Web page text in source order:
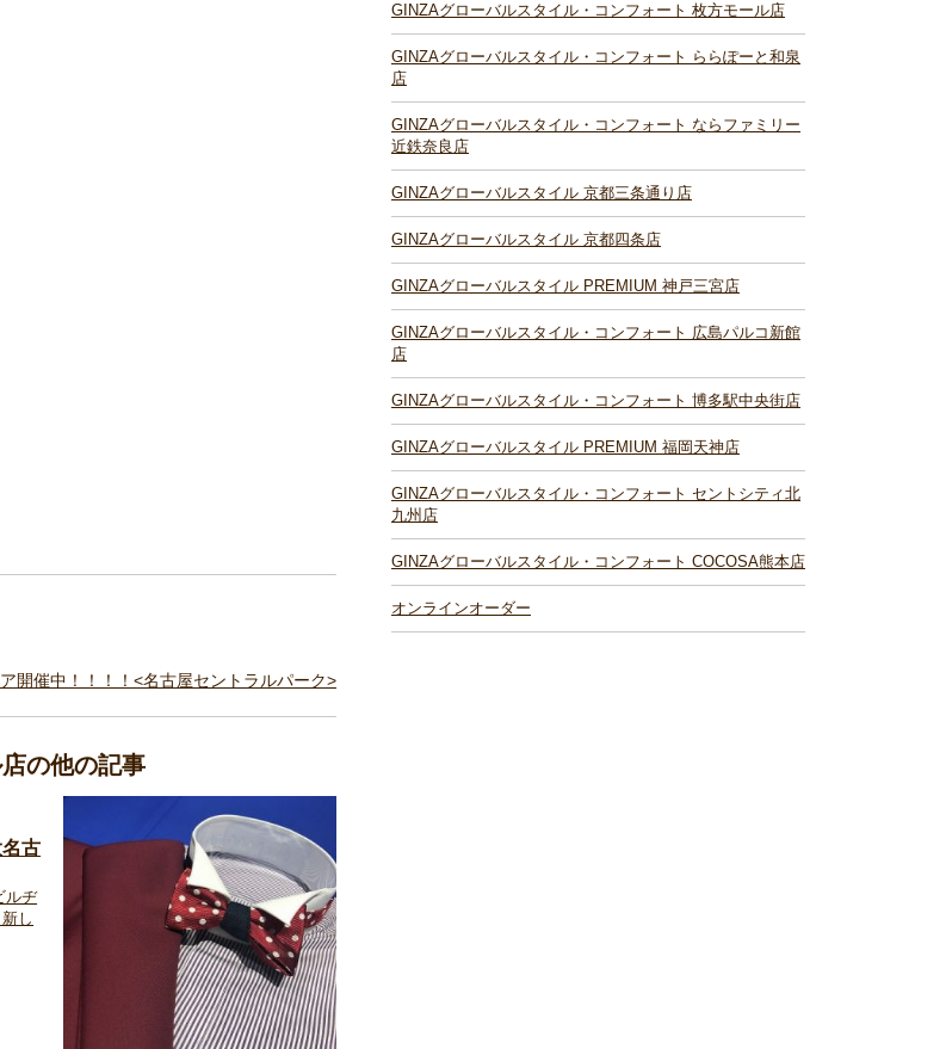
開催中！！！！<名古屋セントラルパーク>
の他の記事
古
ルヂ
し
GINZAグローバルスタイル・コンフォート 枚方モール店
GINZAグローバルスタイル・コンフォート ららぽーと和泉
店
GINZAグローバルスタイル・コンフォート ならファミリー
近鉄奈良店
GINZAグローバルスタイル 京都三条通り店
GINZAグローバルスタイル 京都四条店
GINZAグローバルスタイル PREMIUM 神戸三宮店
GINZAグローバルスタイル・コンフォート 広島パルコ新館
店
GINZAグローバルスタイル・コンフォート 博多駅中央街店
GINZAグローバルスタイル PREMIUM 福岡天神店
GINZAグローバルスタイル・コンフォート セントシティ北
九州店
GINZAグローバルスタイル・コンフォート COCOSA熊本店
オンラインオーダー